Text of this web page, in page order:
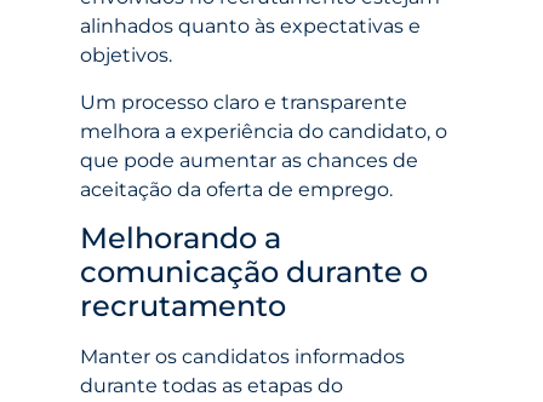
alinhados quanto às expectativas e
objetivos.
Um processo claro e transparente
melhora a experiência do candidato, o
que pode aumentar as chances de
aceitação da oferta de emprego.
Melhorando a
comunicação durante o
recrutamento
Manter os candidatos informados
durante todas as etapas do